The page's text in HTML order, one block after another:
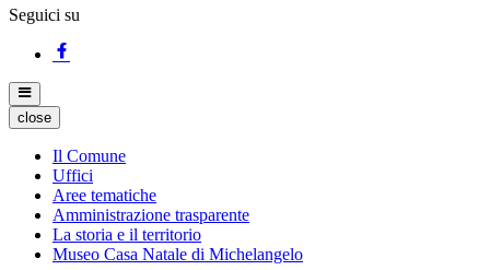
Seguici su
close
Il Comune
Uffici
Aree tematiche
Amministrazione trasparente
La storia e il territorio
Museo Casa Natale di Michelangelo